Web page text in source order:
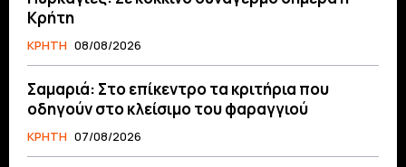
Κρήτη
ΚΡΗΤΗ 08/08/2026
Σαμαριά: Στο επίκεντρο τα κριτήρια που
οδηγούν στο κλείσιμο του φαραγγιού
ΚΡΗΤΗ 07/08/2026